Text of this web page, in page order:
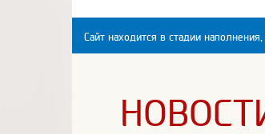
Сайт находится в стадии